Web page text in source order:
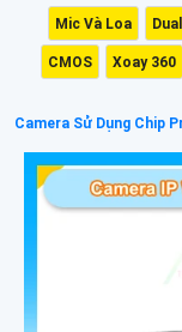
Mic Và Loa
CMOS Xoay 360
Camera Sử Dụng Chip